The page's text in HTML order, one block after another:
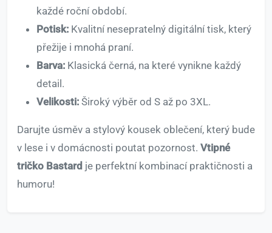
každé roční období.
Potisk: Kvalitní nesepratelný digitální tisk, který
přežije i mnohá praní.
Barva: Klasická černá, na které vynikne každý
detail.
Velikosti: Široký výběr od S až po 3XL.
Darujte úsměv a stylový kousek oblečení, který bude
v lese i v domácnosti poutat pozornost. Vtipné
tričko Bastard je perfektní kombinací praktičnosti a
humoru!